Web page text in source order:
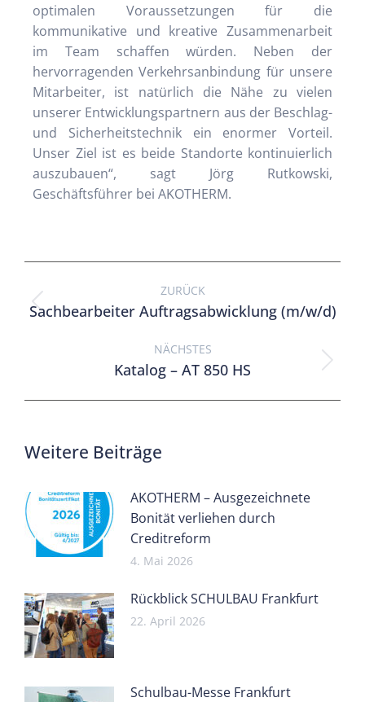
optimalen Voraussetzungen für die
kommunikative und kreative Zusammenarbeit
im Team schaffen würden. Neben der
hervorragenden Verkehrsanbindung für unsere
Mitarbeiter, ist natürlich die Nähe zu vielen
unserer Entwicklungspartnern aus der Beschlag-
und Sicherheitstechnik ein enormer Vorteil.
Unser Ziel ist es beide Standorte kontinuierlich
auszubauen“, sagt Jörg Rutkowski,
Geschäftsführer bei AKOTHERM.
ZURÜCK
Sachbearbeiter Auftragsabwicklung (m/w/d)
NÄCHSTES
Katalog – AT 850 HS
Weitere Beiträge
AKOTHERM – Ausgezeichnete
Bonität verliehen durch
Creditreform
4. Mai 2026
Rückblick SCHULBAU Frankfurt
22. April 2026
Schulbau-Messe Frankfurt